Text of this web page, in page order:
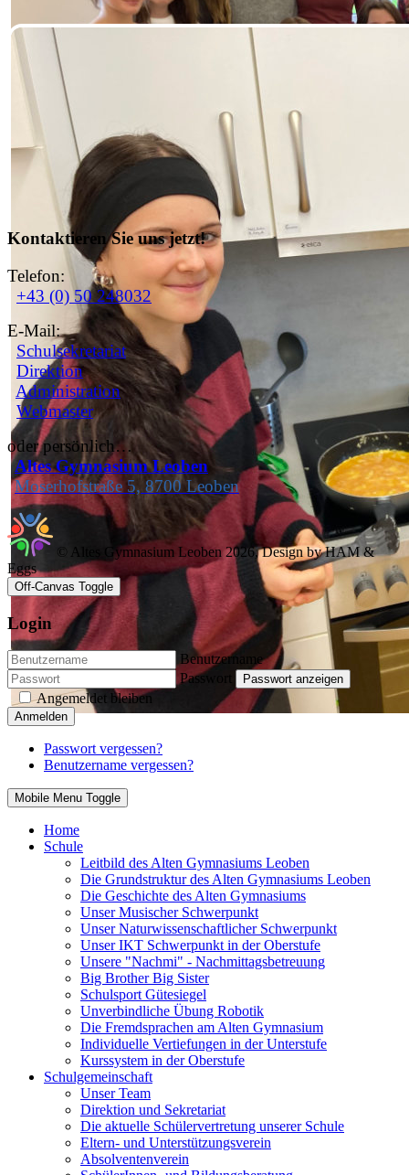
Kontaktieren Sie uns jetzt!
Telefon:
+43 (0) 50 248032
E-Mail:
Schulsekretariat
Direktion
Administration
Webmaster
oder persönlich…
Altes Gymnasium Leoben
Moserhofstraße 5, 8700 Leoben
© Altes Gymnasium Leoben 2026, Design by HAM &
Eggs
Off-Canvas Toggle
Login
Benutzername
Passwort
Passwort anzeigen
Angemeldet bleiben
Anmelden
Passwort vergessen?
Benutzername vergessen?
Mobile Menu Toggle
Home
Schule
Leitbild des Alten Gymnasiums Leoben
Die Grundstruktur des Alten Gymnasiums Leoben
Die Geschichte des Alten Gymnasiums
Unser Musischer Schwerpunkt
Unser Naturwissenschaftlicher Schwerpunkt
Unser IKT Schwerpunkt in der Oberstufe
Unsere "Nachmi" - Nachmittagsbetreuung
Big Brother Big Sister
Schulsport Gütesiegel
Unverbindliche Übung Robotik
Die Fremdsprachen am Alten Gymnasium
Individuelle Vertiefungen in der Unterstufe
Kurssystem in der Oberstufe
Schulgemeinschaft
Unser Team
Direktion und Sekretariat
Die aktuelle Schülervertretung unserer Schule
Eltern- und Unterstützungsverein
Absolventenverein